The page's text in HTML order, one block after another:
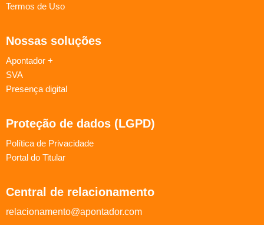
Termos de Uso
Nossas soluções
Apontador +
SVA
Presença digital
Proteção de dados (LGPD)
Política de Privacidade
Portal do Titular
Central de relacionamento
relacionamento@apontador.com